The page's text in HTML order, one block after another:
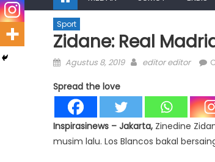
Sport
Zidane: Real
Posted
Agustus 8, 2019 Author
editor editor
Spread the love
Inspirasinews – Jakarta, Zinedine
musim lalu. Los Blancos bakal